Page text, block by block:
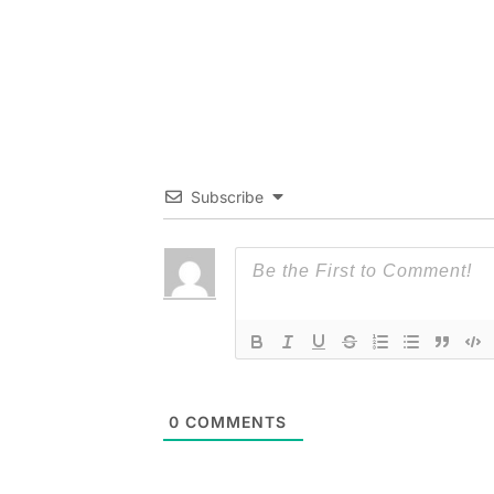
Subscribe
0 COMMENTS